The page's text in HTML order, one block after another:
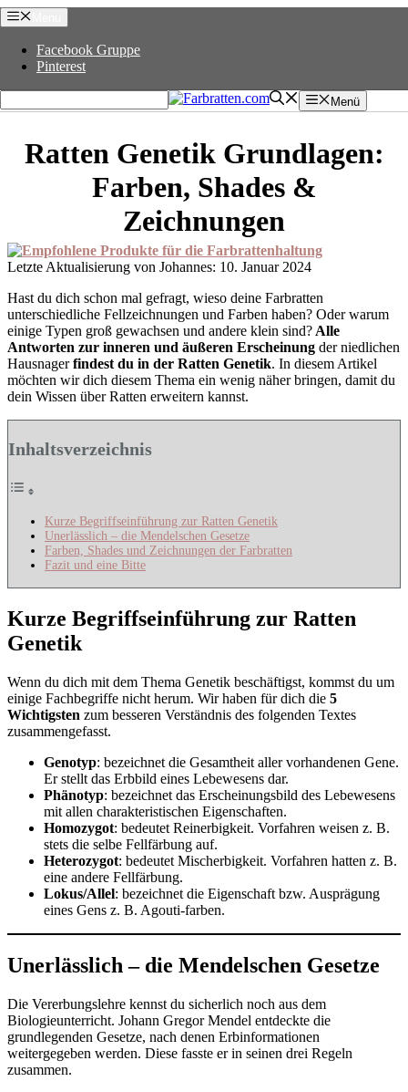
Zum
Inhalt
springenFacebook Gruppe
Pinterest
Menü
Ratten Genetik Grundlagen:
Farben, Shades &
Zeichnungen
10. Januar 2024
Hast du dich schon mal gefragt, wieso deine Farbratten
unterschiedliche Fellzeichnungen und Farben haben? Oder warum
einige Typen groß gewachsen und andere klein sind? Alle
Antworten zur inneren und äußeren Erscheinung der niedlichen
Hausnagerfindest du in der Ratten Genetik. In diesem Artikel
möchten wir dich diesem Thema ein wenig näher bringen, damit du
dein Wissen über Ratten erweitern kannst.
Inhaltsverzeichnis
Kurze Begriffseinführung zur Ratten Genetik
Unerlässlich – die Mendelschen Gesetze
Farben, Shades und Zeichnungen der Farbratten
Fazit und eine Bitte
Kurze Begriffseinführung zur Ratten
Genetik
Wenn du dich mit dem Thema Genetik beschäftigst, kommst du um
einige Fachbegriffe nicht herum. Wir haben für dich die 5
Wichtigsten zum besseren Verständnis des folgenden Textes
zusammengefasst.
Genotyp: bezeichnet die Gesamtheit aller vorhandenen Gene.
Er stellt das Erbbild eines Lebewesens dar.
Phänotyp: bezeichnet das Erscheinungsbild des Lebewesens
mit allen charakteristischen Eigenschaften.
Homozygot: bedeutet Reinerbigkeit. Vorfahren weisen z. B.
stets die selbe Fellfärbung auf.
Heterozygot: bedeutet Mischerbigkeit. Vorfahren hatten z. B.
eine andere Fellfärbung.
Lokus/Allel: bezeichnet die Eigenschaft bzw. Ausprägung
eines Gens z. B. Agouti-farben.
Unerlässlich – die Mendelschen Gesetze
Die Vererbungslehre kennst du sicherlich noch aus dem
Biologieunterricht. Johann Gregor Mendel entdeckte die
grundlegenden Gesetze, nach denen Erbinformationen
weitergegeben werden. Diese fasste er in seinen drei Regeln
zusammen.